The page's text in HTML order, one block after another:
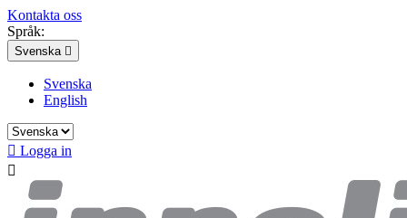
Kontakta oss
Språk:
Svenska 
Svenska
English
 Logga in
